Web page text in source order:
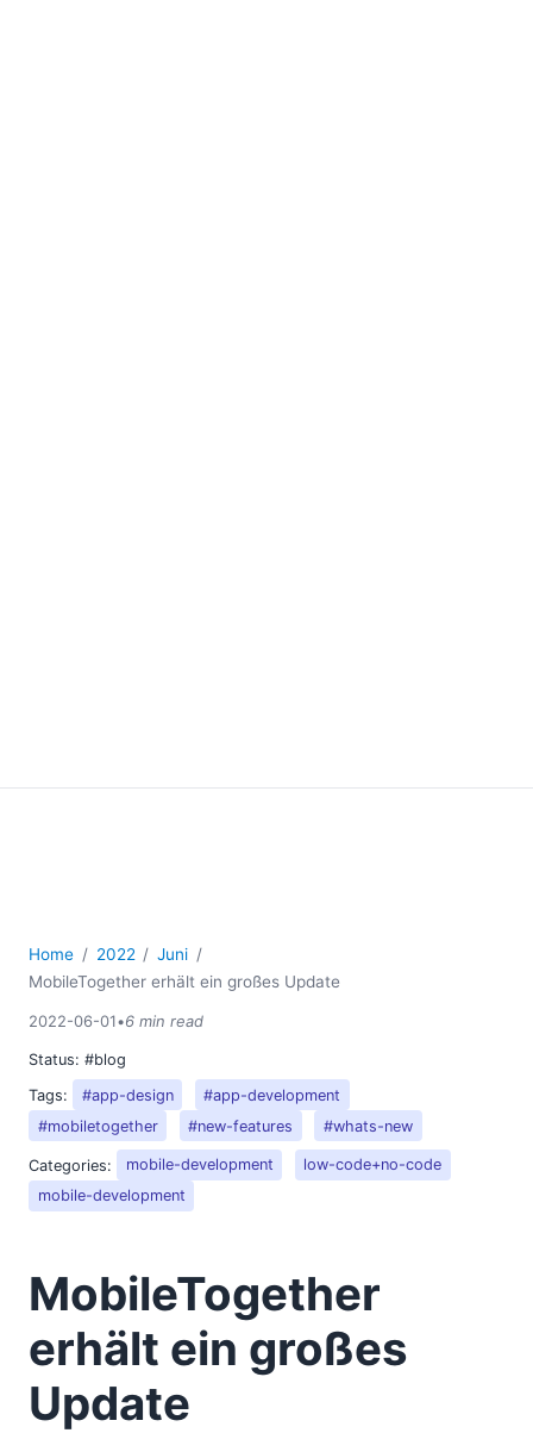
Home 2022
Juni
MobileTogether erhält ein großes Update
2022-06-01•6 min read
Status: #blog
Tags:
#app-design
#app-development
#mobiletogether
#new-features #whats-new
Categories: mobile-development
low-code+no-code
mobile-development
MobileTogether
erhält ein großes
Update